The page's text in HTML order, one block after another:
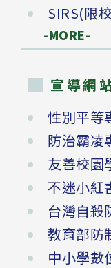
SIRS(限
-MORE-
宣導網
性別平等
防治霸凌
友善校園
不迷小紅
台灣自殺
教育部防
中小學數